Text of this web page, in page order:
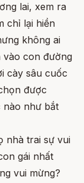
lai, xem ra
chỉ lại hiền
không ai
vào con đường
cày sâu cuốc
được
nào như bắt
nhà trai sự vui
gái nhất
vui mừng?